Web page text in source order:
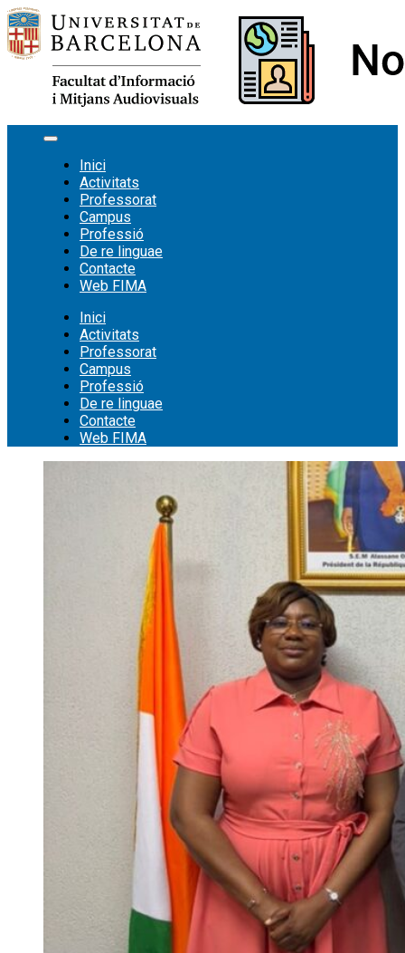
Vés
al
contingut
Inici
Activitats
Professorat
Campus
Professió
De re linguae
Contacte
Web FIMA
Inici
Activitats
Professorat
Campus
Professió
De re linguae
Contacte
Web FIMA